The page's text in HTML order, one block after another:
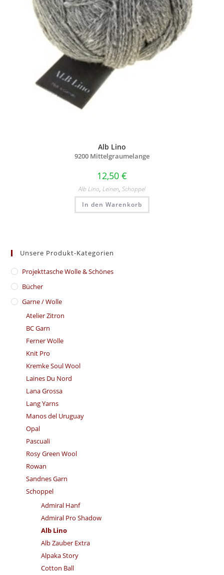
Alb Lino
9200 Mittelgraumelange
12,50 €
Alb Lino, Leinen, Schoppel
In den Warenkorb
Unsere Produkt-Kategorien
​Projekttasche Wolle & Schönes
Bücher
Garne / Wolle
Atelier Zitron
BC Garn
Ferner Wolle
Knit Pro
Kremke Soul Wool
Laines Du Nord
Lana Grossa
Lang Yarns
Manos del Uruguay
Opal
Pascuali
Rosy Green Wool
Rowan
Sandnes Garn
Schoppel
Admiral Hanf
Admiral Pro Shadow
Alb Lino
Alb Zauber Extra
Alpaka Story
Cotton Ball